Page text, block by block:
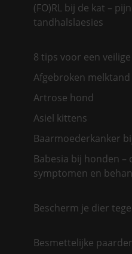
(FO)RL bij de kat –
tandhalslaesies
8 tips voor een
Afgebroken
Artrose hond
Asiel kittens
Baarmoederkanker
Babesia bij honden –
symptomen en
Bescherm je dier
Besmettelijke